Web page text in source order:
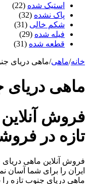
استیک شده (22)
پاک نشده (32)
شکم خالی (31)
فیله شده (29)
قطعه شده (31)
خانه/ماهی/ماهی دریای
ماهی دریای
فروش
تازه در
فروش آنلاین ماهی
ایران را برای شما آسان